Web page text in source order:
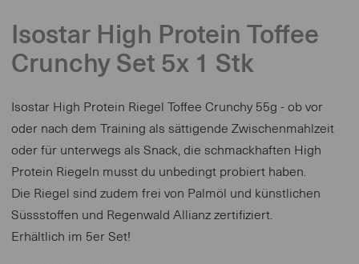
Isostar High Protein Toffee
Crunchy Set 5x 1 Stk
Isostar High Protein Riegel Toffee Crunchy 55g - ob vor
oder nach dem Training als sättigende Zwischenmahlzeit
oder für unterwegs als Snack, die schmackhaften High
Protein Riegeln musst du unbedingt probiert haben.
Die Riegel sind zudem frei von Palmöl und künstlichen
Süssstoffen und Regenwald Allianz zertifiziert.
Erhältlich im 5er Set!